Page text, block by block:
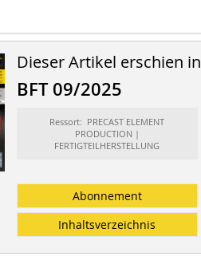
Dieser Artikel erschien in
BFT 09/2025
Ressort: PRECAST ELEMENT
PRODUCTION |
FERTIGTEILHERSTELLUNG
Abonnement
Inhaltsverzeichnis